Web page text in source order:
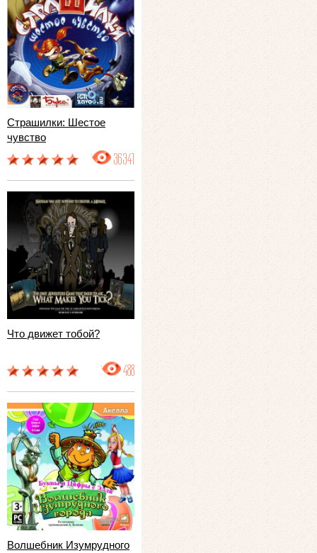
Страшилки: Шестое
чувство
36341
Что движет тобой?
488
Волшебник Изумрудного